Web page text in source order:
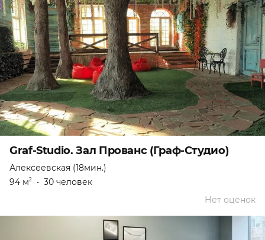
Graf-Studio. Зал Прованс (Граф-Студио)
Алексеевская (18мин.)
94 м2 • 30 человек
Нет оценок